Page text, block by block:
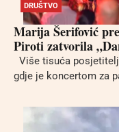
DRUŠTVO
Marija Šerifović
Piroti zatvorila
Više tisuća
gdje je koncertom za